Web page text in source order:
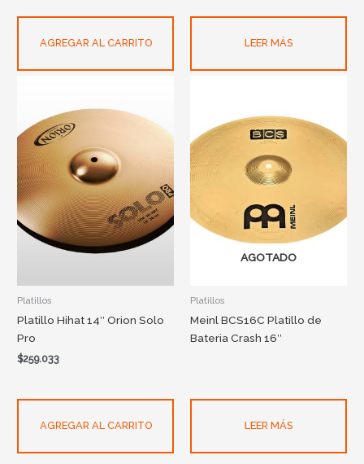
AGREGAR AL CARRITO LEER MÁS
Platillos
Platillo Hihat 14″ Orion Solo
Pro
$259.033
AGREGAR AL CARRITO
AGOTADO
Platillos
Meinl BCS16C Platillo de
Bateria Crash 16″
LEER MÁS